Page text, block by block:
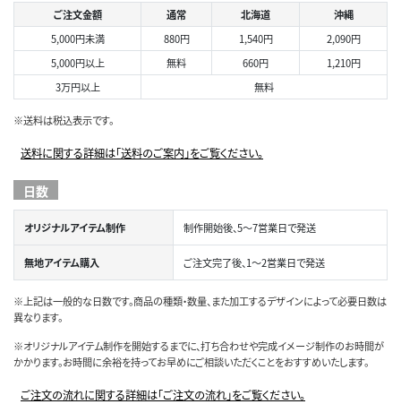
ご注文金額 通常 北海道
沖縄
5,000円未満
880円 1,540円
2,090円
5,000円以上
無料 660円
1,210円
3万円以上
無料
※送料は税込表示です。
送料に関する詳細は「送料のご案内」をご覧ください。
日数
オリジナルアイテム制作 制作開始後、5～7営業日で発送
無地アイテム購入 ご注文完了後、1～2営業日で発送
※上記は一般的な日数です。商品の種類・数量、また加工するデザインによって必要日数は
異なります。
※オリジナルアイテム制作を開始するまでに、打ち合わせや完成イメージ制作のお時間が
かかります。お時間に余裕を持ってお早めにご相談いただくことをおすすめいたします。
ご注文の流れに関する詳細は「ご注文の流れ」をご覧ください。